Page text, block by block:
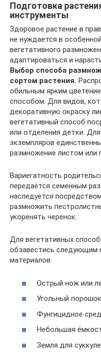
Подготовка
инструменты
Здоровое растение в
не нуждается в
вегетативного
адаптироваться и
Выбор способа
сортом растения.
обильным ярким
способом. Для видов,
декоративную окраску
вегетативный способ
или отделения детки.
экземпляров
размножение листом или
Вариегатность
передаётся семенным
наследуется
размножить
укоренять черенок.
Для вегетативных
обзавестись следующим
материалов:
Острый нож или
Угольный
Фунгицидное
Небольшая
Земля для